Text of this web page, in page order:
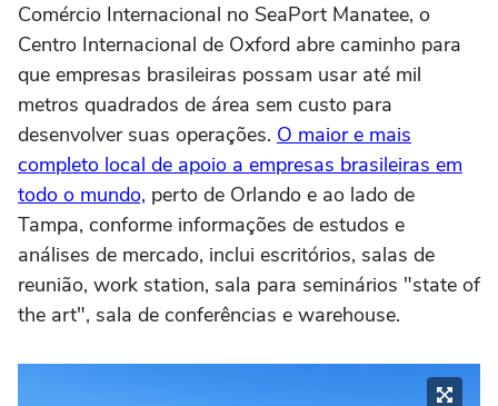
Comércio Internacional no SeaPort Manatee, o
Centro Internacional de Oxford abre caminho para
que empresas brasileiras possam usar até mil
metros quadrados de área sem custo para
desenvolver suas operações. O maior e mais
completo local de apoio a empresas brasileiras em
todo o mundo, perto de Orlando e ao lado de
Tampa, conforme informações de estudos e
análises de mercado, inclui escritórios, salas de
reunião, work station, sala para seminários "state of
the art", sala de conferências e warehouse.